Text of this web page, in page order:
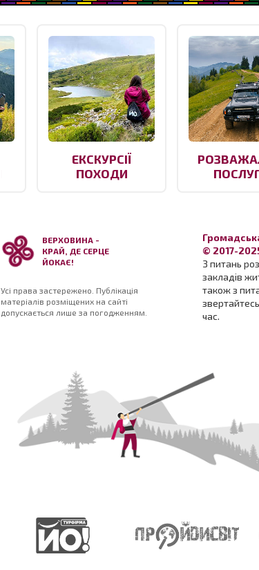
ЕКСКУРСІЇ
ПОХОДИ
ВЕРХОВИНА -
КРАЙ, ДЕ СЕРЦЕ
ЙОКАЄ!
Усі права застережено. Публікація
матеріалів розміщених на сайті
допускається лише за погодженням.
© 2017-
З питань
закладів
також з
час.